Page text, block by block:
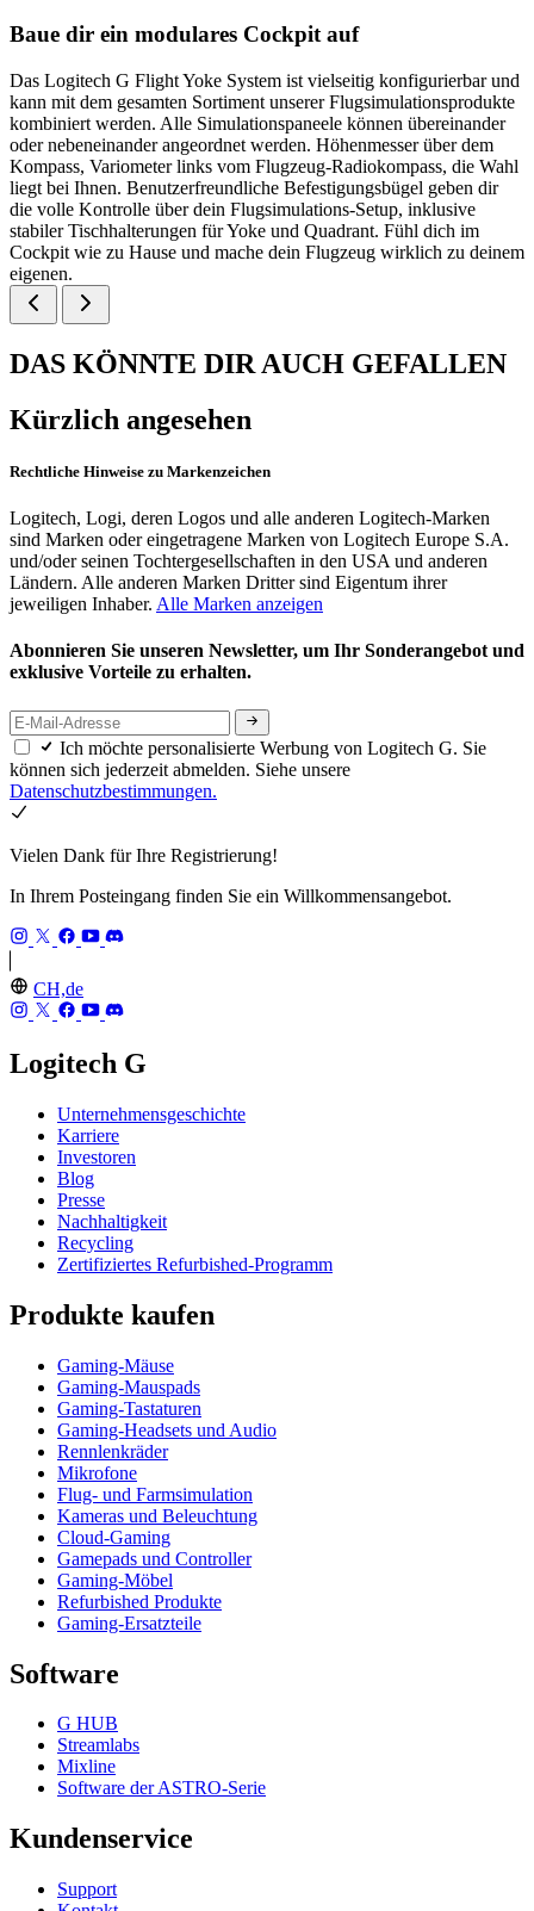
Baue dir ein modulares Cockpit auf
Das Logitech G Flight Yoke System ist vielseitig konfigurierbar und
kann mit dem gesamten Sortiment unserer Flugsimulationsprodukte
kombiniert werden. Alle Simulationspaneele können übereinander
oder nebeneinander angeordnet werden. Höhenmesser über dem
Kompass, Variometer links vom Flugzeug-Radiokompass, die Wahl
liegt bei Ihnen. Benutzerfreundliche Befestigungsbügel geben dir
die volle Kontrolle über dein Flugsimulations-Setup, inklusive
stabiler Tischhalterungen für Yoke und Quadrant. Fühl dich im
Cockpit wie zu Hause und mache dein Flugzeug wirklich zu deinem
eigenen.
DAS KÖNNTE DIR AUCH GEFALLEN
Kürzlich angesehen
Rechtliche Hinweise zu Markenzeichen
Logitech, Logi, deren Logos und alle anderen Logitech-Marken
sind Marken oder eingetragene Marken von Logitech Europe S.A.
und/oder seinen Tochtergesellschaften in den USA und anderen
Ländern. Alle anderen Marken Dritter sind Eigentum ihrer
jeweiligen Inhaber. Alle Marken anzeigen
Abonnieren Sie unseren Newsletter, um Ihr Sonderangebot und
exklusive Vorteile zu erhalten.
Ich möchte personalisierte Werbung von Logitech G. Sie
können sich jederzeit abmelden. Siehe unsere
Datenschutzbestimmungen.
Vielen Dank für Ihre Registrierung!
In Ihrem Posteingang finden Sie ein Willkommensangebot.
CH,de
Logitech G
Unternehmensgeschichte
Karriere
Investoren
Blog
Presse
Nachhaltigkeit
Recycling
Zertifiziertes Refurbished-Programm
Produkte kaufen
Gaming-Mäuse
Gaming-Mauspads
Gaming-Tastaturen
Gaming-Headsets und Audio
Rennlenkräder
Mikrofone
Flug- und Farmsimulation
Kameras und Beleuchtung
Cloud-Gaming
Gamepads und Controller
Gaming-Möbel
Refurbished Produkte
Gaming-Ersatzteile
Software
G HUB
Streamlabs
Mixline
Software der ASTRO-Serie
Kundenservice
Support